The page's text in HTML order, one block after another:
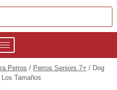
Perros / Perros Seniors 7+ / Dog
Tamaños